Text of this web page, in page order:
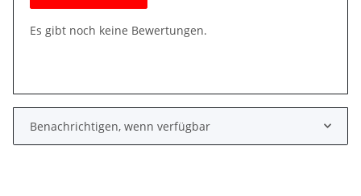
Es gibt noch keine Bewertungen.
Benachrichtigen, wenn verfügbar